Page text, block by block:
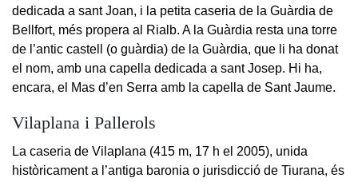
dedicada a sant Joan, i la petita caseria de la Guàrdia de
Bellfort, més propera al Rialb. A la Guàrdia resta una torre
de l’antic castell (o guàrdia) de la Guàrdia, que li ha donat
el nom, amb una capella dedicada a sant Josep. Hi ha,
encara, el Mas d’en Serra amb la capella de Sant Jaume.
Vilaplana i Pallerols
La caseria de Vilaplana (415 m, 17 h el 2005), unida
històricament a l’antiga baronia o jurisdicció de Tiurana, és